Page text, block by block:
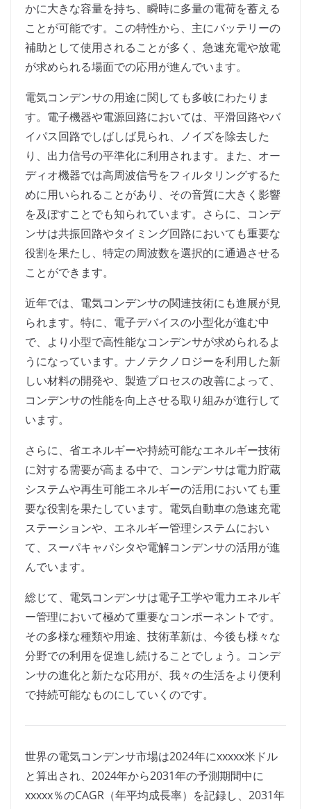
かに大きな容量を持ち、瞬時に多量の電荷を蓄える
ことが可能です。この特性から、主にバッテリーの
補助として使用されることが多く、急速充電や放電
が求められる場面での応用が進んでいます。
電気コンデンサの用途に関しても多岐にわたりま
す。電子機器や電源回路においては、平滑回路やバ
イパス回路でしばしば見られ、ノイズを除去した
り、出力信号の平準化に利用されます。また、オー
ディオ機器では高周波信号をフィルタリングするた
めに用いられることがあり、その音質に大きく影響
を及ぼすことでも知られています。さらに、コンデ
ンサは共振回路やタイミング回路においても重要な
役割を果たし、特定の周波数を選択的に通過させる
ことができます。
近年では、電気コンデンサの関連技術にも進展が見
られます。特に、電子デバイスの小型化が進む中
で、より小型で高性能なコンデンサが求められるよ
うになっています。ナノテクノロジーを利用した新
しい材料の開発や、製造プロセスの改善によって、
コンデンサの性能を向上させる取り組みが進行して
います。
さらに、省エネルギーや持続可能なエネルギー技術
に対する需要が高まる中で、コンデンサは電力貯蔵
システムや再生可能エネルギーの活用においても重
要な役割を果たしています。電気自動車の急速充電
ステーションや、エネルギー管理システムにおい
て、スーパキャパシタや電解コンデンサの活用が進
んでいます。
総じて、電気コンデンサは電子工学や電力エネルギ
ー管理において極めて重要なコンポーネントです。
その多様な種類や用途、技術革新は、今後も様々な
分野での利用を促進し続けることでしょう。コンデ
ンサの進化と新たな応用が、我々の生活をより便利
で持続可能なものにしていくのです。
世界の電気コンデンサ市場は2024年にxxxxx米ドル
と算出され、2024年から2031年の予測期間中に
xxxxx％のCAGR（年平均成長率）を記録し、2031年